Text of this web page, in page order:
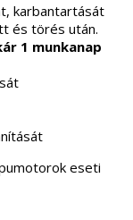
karbantartását
és törés után.
1 munkanap
eseti